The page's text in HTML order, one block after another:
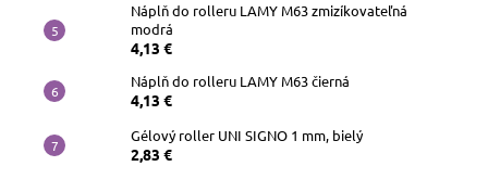
Náplň do rolleru LAMY M63 zmizíkovateľná
modrá
4,13 €
Náplň do rolleru LAMY M63 čierná
4,13 €
Gélový roller UNI SIGNO 1 mm, bielý
2,83 €